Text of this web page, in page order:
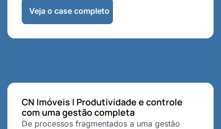
Veja o case completo
CN Imóveis | Produtividade e controle
com uma gestão completa
De processos fragmentados a uma gestão